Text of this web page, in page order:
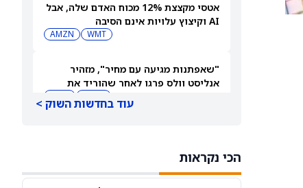
אטסי מקצצת 12% מכוח האדם שלה, אבל
AI וקיצוץ עלויות אינם הסיבה
WMT
AMZN
"שאפתנות מגיעה עם מחיר", מזהיר
אנליסט וולס פרגו לאחר שהוריד את
מחיר היעד למניית אנבידיה (אנבידיה)
תוצאות כספיות חזקות
עוד בחדשות השוק >
הכי נקראות